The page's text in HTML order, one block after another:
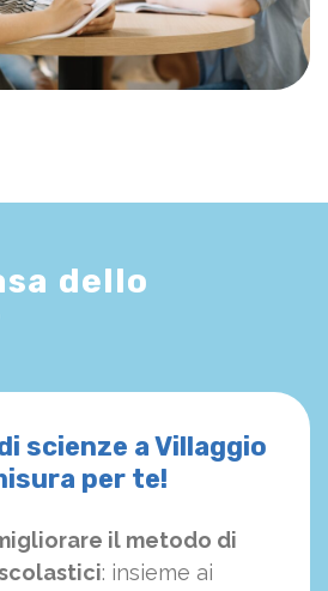
dello
scienze a Villaggio
per te!
il metodo di
: insieme ai